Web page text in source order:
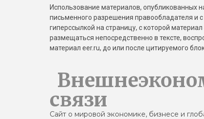
Использование материалов, опубликованных
письменного разрешения правообладателя и
гиперссылкой на страницу, с которой
размещаться непосредственно в тексте,
материал eer.ru, до или после цитируемого
связи
Сайт о мировой экономике, бизнесе и